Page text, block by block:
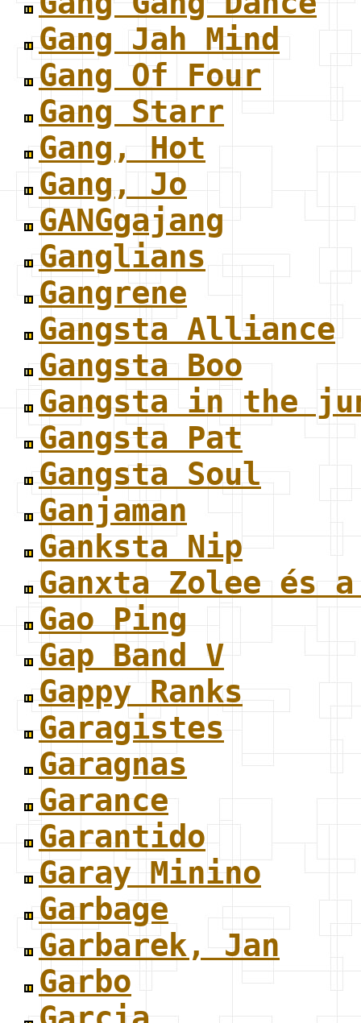
Gang Jah Mind
Gang Of Four
Gang Starr
Gang, Hot
Gang, Jo
GANGgajang
Ganglians
Gangrene
Gangsta Alliance
Gangsta Boo
Gangsta in the
Gangsta Pat
Gangsta Soul
Ganjaman
Ganksta Nip
Ganxta Zolee és
Gao Ping
Gap Band V
Gappy Ranks
Garagistes
Garagnas
Garance
Garantido
Garay Minino
Garbage
Garbarek, Jan
Garbo